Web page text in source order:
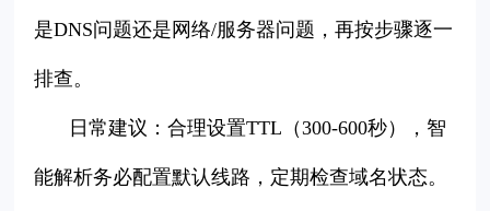
是DNS问题还是网络/服务器问题，再按步骤逐一
排查。
日常建议：合理设置TTL（300-600秒），智
能解析务必配置默认线路，定期检查域名状态。